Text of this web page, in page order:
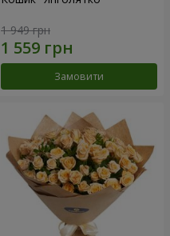
1 949 грн
Замовити